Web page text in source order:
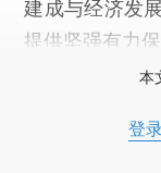
建成与经济发
提供坚强有力保
本
登